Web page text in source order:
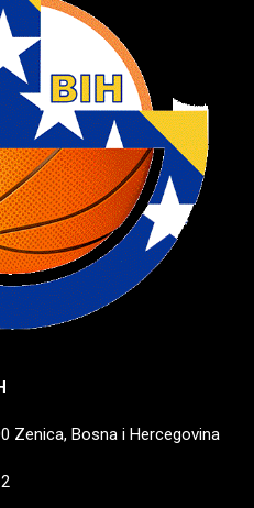
Zenica, Bosna i Hercegovina